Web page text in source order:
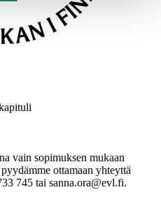
vain sopimuksen mukaan
ottamaan yhteyttä
745 tai sanna.ora@evl.fi.